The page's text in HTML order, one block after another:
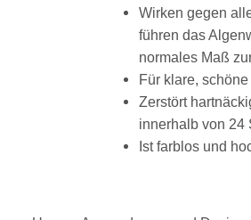
Wirken gegen
führen das
normales Maß
Für klare,
Zerstört
innerhalb von 24
Ist farblos und